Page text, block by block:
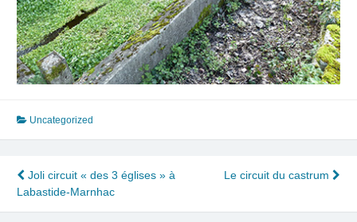
Uncategorized
Navigation
de
Joli circuit « des 3 églises » à
Labastide-Marnhac
Le circuit du castrum